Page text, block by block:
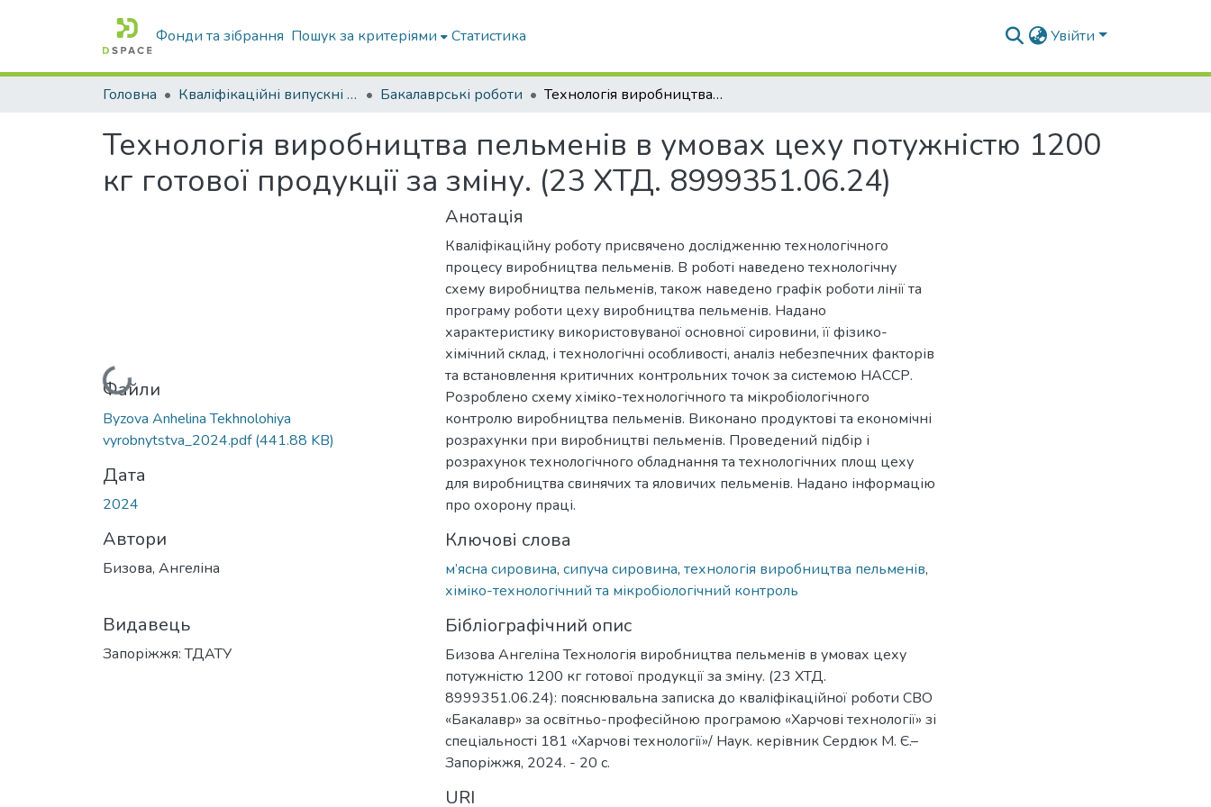
Фонди та зібрання Пошук за критеріями Статистика Увійти
Головна Кваліфікаційні випускні роботи бакалаврів і магістрів Бакалаврські роботи Технологія виробництва пельменів в умовах цеху потужністю 1200 кг готової продукції за зміну. (23 ХТД. 8999351.06.24)
Технологія виробництва пельменів в умовах цеху потужністю 1200
кг готової продукції за зміну. (23 ХТД. 8999351.06.24)
Вантажиться...
Файли
Byzova Anhelina Tekhnolohiya
vyrobnytstva_2024.pdf(441.88 KB)
Дата
2024
Автори
Бизова, Ангеліна
Видавець
Запоріжжя: ТДАТУ
Анотація
Кваліфікаційну роботу присвячено дослідженню технологічного
процесу виробництва пельменів. В роботі наведено технологічну
схему виробництва пельменів, також наведено графік роботи лінії та
програму роботи цеху виробництва пельменів. Надано
характеристику використовуваної основної сировини, її фізико-
хімічний склад, і технологічні особливості, аналіз небезпечних факторів
та встановлення критичних контрольних точок за системою НАССР.
Розроблено схему хіміко-технологічного та мікробіологічного
контролю виробництва пельменів. Виконано продуктові та економічні
розрахунки при виробництві пельменів. Проведений підбір і
розрахунок технологічного обладнання та технологічних площ цеху
для виробництва свинячих та яловичих пельменів. Надано інформацію
про охорону праці.
Ключові слова
м’ясна сировина, сипуча сировина, технологія виробництва пельменів,
хіміко-технологічний та мікробіологічний контроль
Бібліографічний опис
Бизова Ангеліна Технологія виробництва пельменів в умовах цеху
потужністю 1200 кг готової продукції за зміну. (23 ХТД.
8999351.06.24): пояснювальна записка до кваліфікаційної роботи СВО
«Бакалавр» за освітньо-професійною програмою «Харчові технології» зі
спеціальності 181 «Харчові технології»/ Наук. керівник Сердюк М. Є.–
Запоріжжя, 2024. - 20 с.
URI